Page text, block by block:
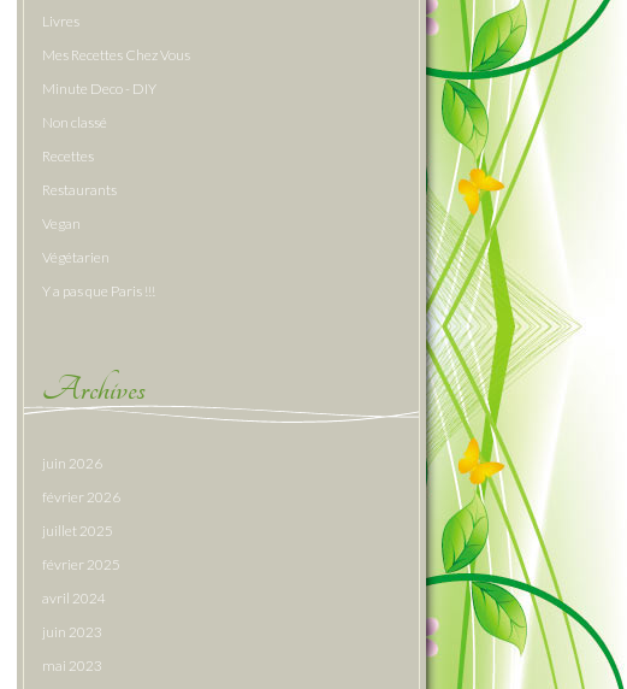
Livres
Mes Recettes Chez Vous
Minute Deco - DIY
Non classé
Recettes
Restaurants
Vegan
Végétarien
Y a pas que Paris !!!
Archives
juin 2026
février 2026
juillet 2025
février 2025
avril 2024
juin 2023
mai 2023